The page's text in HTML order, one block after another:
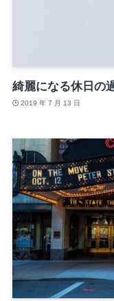
綺麗になる休日の
2019 年 7 月 13 日